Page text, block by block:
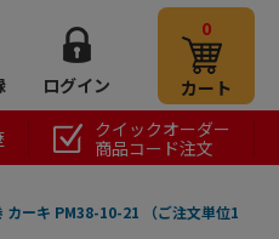
ログイン
0
カート
クイックオーダー
商品コード注文
ーキ PM38-10-21 （ご注文単位1